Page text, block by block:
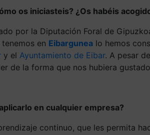
os iniciasteis? ¿Os habéis
por la Diputación Foral de
en Eibargunea lo hemos
y el Ayuntamiento de Eibar. A pesar
de la forma que nos hubiera
en cualquier empresa?
continuo, que les permita